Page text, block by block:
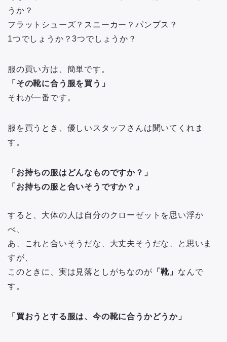
うか？
フラットシューズ？スニーカー？パンプス？
1つでしょうか？3つでしょうか？
服の買い方は、簡単です。
「その靴に合う服を買う」
それが一番です。
服を買うとき、優しいスタッフさんは聞いてくれま
す。
「お持ちの服はどんなものですか？」
「お持ちの服と合いそうですか？」
すると、大体の人は自分のクローゼットを思い浮か
べ、
あ、これと合いそうだな、大丈夫そうだな、と思いま
すが、
このときに、実は見落としがちなのが 「靴」 なんで
す。
「買おうとする服は、今の靴に合うかどうか」